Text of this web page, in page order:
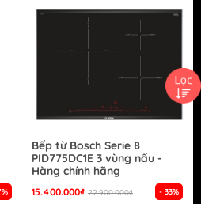
Bếp từ Bosch Serie 8
PID775DC1E 3 vùng nấu -
Hàng chính hãng
15.400.000₫ 22.900.000₫ - 33%